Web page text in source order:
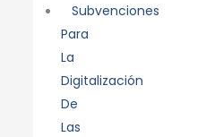
Subvenciones
Para
La
Digitalización
De
Las